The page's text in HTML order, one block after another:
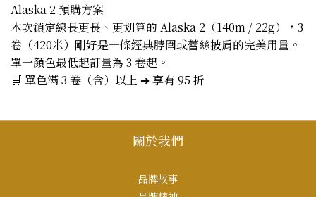
Alaska 2 預購方案
本次鎖定線長更長、更划算的 Alaska 2（140m / 22g），3
卷（420米）剛好是一條經典脖圍或蕾絲披肩的完美用量。
單一顏色最低起訂量為 3 卷起。
🛒 單色滿 3 卷（含）以上 ➔ 享有 95 折
關於我們
品牌故事